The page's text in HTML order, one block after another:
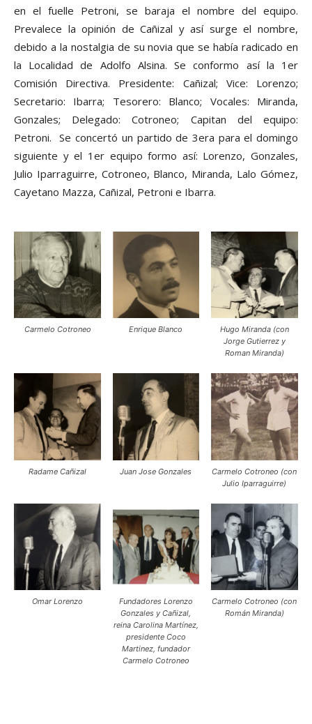
en el fuelle Petroni, se baraja el nombre del equipo.
Prevalece la opinión de Cañizal y así surge el nombre,
debido a la nostalgia de su novia que se había radicado en
la Localidad de Adolfo Alsina. Se conformo así la 1er
Comisión Directiva. Presidente: Cañizal; Vice: Lorenzo;
Secretario: Ibarra; Tesorero: Blanco; Vocales: Miranda,
Gonzales; Delegado: Cotroneo; Capitan del equipo:
Petroni. Se concertó un partido de 3era para el domingo
siguiente y el 1er equipo formo así: Lorenzo, Gonzales,
Julio Iparraguirre, Cotroneo, Blanco, Miranda, Lalo Gómez,
Cayetano Mazza, Cañizal, Petroni e Ibarra.
Carmelo Cotroneo Enrique Blanco
Hugo Miranda (con
Jorge Gutierrez y
Roman Miranda)
Radame Cañizal Juan Jose Gonzales
Carmelo Cotroneo (con
Julio Iparraguirre)
Omar Lorenzo
Fundadores Lorenzo
Gonzales y Cañizal,
reina Carolina Martínez,
presidente Coco
Martinez, fundador
Carmelo Cotroneo
Carmelo Cotroneo (con
Román Miranda)